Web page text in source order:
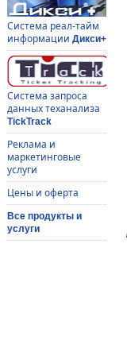
Система реал-тайм
информации Дикси+
Система запроса
данных теханализа
TickTrack
Реклама и
маркетинговые
услуги
Цены и оферта
Все продукты и
услуги